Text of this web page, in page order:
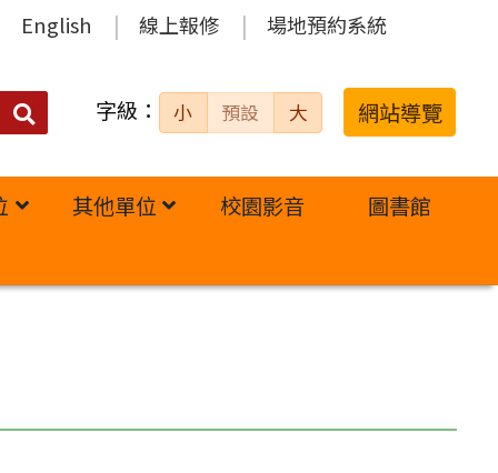
English 線上報修 場地預約系統
搜
字級： 小 預設 大 網站導覽
其他單位 校園影音 圖書館